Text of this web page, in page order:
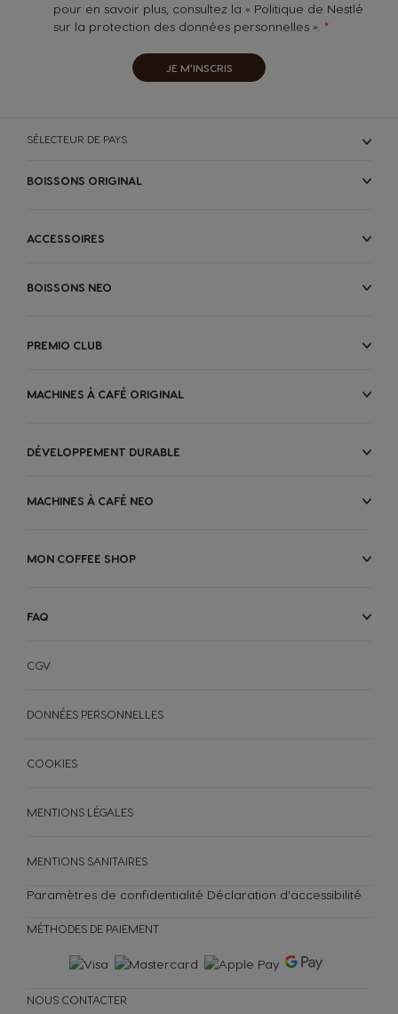
Nos Articles
pour en savoir plus, consultez la « Politique de Nestlé
sur la protection des données personnelles ».
JE M'INSCRIS
SÉLECTEUR DE PAYS
BOISSONS ORIGINAL
ACCESSOIRES
BOISSONS NEO
PREMIO CLUB
MACHINES À CAFÉ ORIGINAL
DÉVELOPPEMENT DURABLE
MACHINES À CAFÉ NEO
MON COFFEE SHOP
FAQ
MÉTHODES DE PAIEMENT
NOUS CONTACTER
CGV
DONNÉES PERSONNELLES
COOKIES
MENTIONS LÉGALES
MENTIONS SANITAIRES
Paramètres de confidentialité Déclaration d'accessibilité